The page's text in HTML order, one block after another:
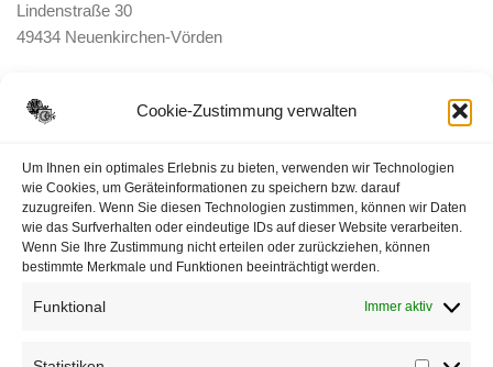
Cookie-Zustimmung verwalten
Um Ihnen ein optimales Erlebnis zu bieten, verwenden wir Technologien
wie Cookies, um Geräteinformationen zu speichern bzw. darauf
zuzugreifen. Wenn Sie diesen Technologien zustimmen, können wir Daten
wie das Surfverhalten oder eindeutige IDs auf dieser Website verarbeiten.
Wenn Sie Ihre Zustimmung nicht erteilen oder zurückziehen, können
bestimmte Merkmale und Funktionen beeinträchtigt werden.
Funktional Immer aktiv
Lindenstraße 30
49434 Neuenkirchen-Vörden
Datenschutzerklärung
Impressum
Cookie-Richtlinie (EU)